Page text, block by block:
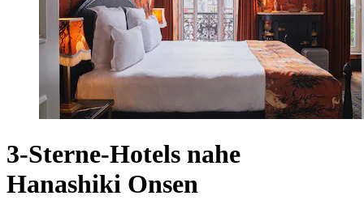
3-Sterne-Hotels nahe
Hanashiki Onsen